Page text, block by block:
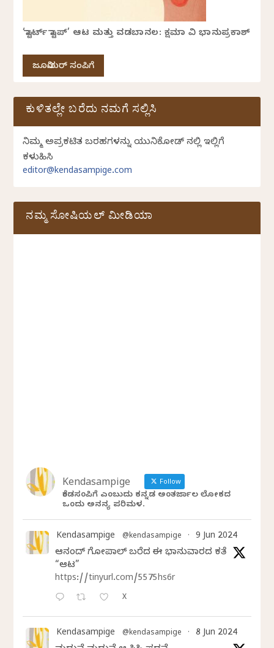
‘ಸ್ಟಾರ್ಟ್ ಸ್ಟಾಪ್’ ಆಟ ಮತ್ತು ವಡಬಾನಲ: ಕ್ಷಮಾ ವಿ ಭಾನುಪ್ರಕಾಶ್
ಜೂನಿಯರ್ ಸಂಪಿಗೆ
ಕುಳಿತಲ್ಲೇ ಬರೆದು ನಮಗೆ ಸಲ್ಲಿಸಿ
ನಿಮ್ಮ ಅಪ್ರಕಟಿತ ಬರಹಗಳನ್ನು ಯುನಿಕೋಡ್ ನಲ್ಲಿ ಇಲ್ಲಿಗೆ
ಕಳುಹಿಸಿ
editor@kendasampige.com
ನಮ್ಮ ಸೋಷಿಯಲ್‌ ಮೀಡಿಯಾ
Kendasampige Follow
ಕೆಂಡಸಂಪಿಗೆ ಎಂಬುದು ಕನ್ನಡ ಅಂತರ್ಜಾಲ ಲೋಕದ
ಒಂದು ಅನನ್ಯ ಪರಿಮಳ.
Kendasampige @kendasampige · 9 Jun 2024
ಆನಂದ್‌ ಗೋಪಾಲ್‌ ಬರೆದ ಈ ಭಾನುವಾರದ ಕತೆ
“ಆಟ”
https://tinyurl.com/5575hs6r
X
Kendasampige @kendasampige · 8 Jun 2024